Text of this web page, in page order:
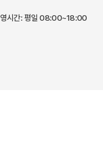
시간: 평일 08:00~18:00